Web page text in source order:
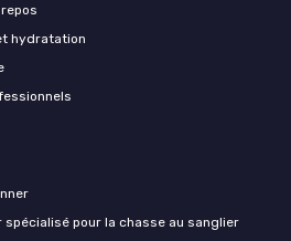
hydratation
pour la chasse au sanglier